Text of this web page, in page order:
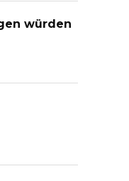
würden